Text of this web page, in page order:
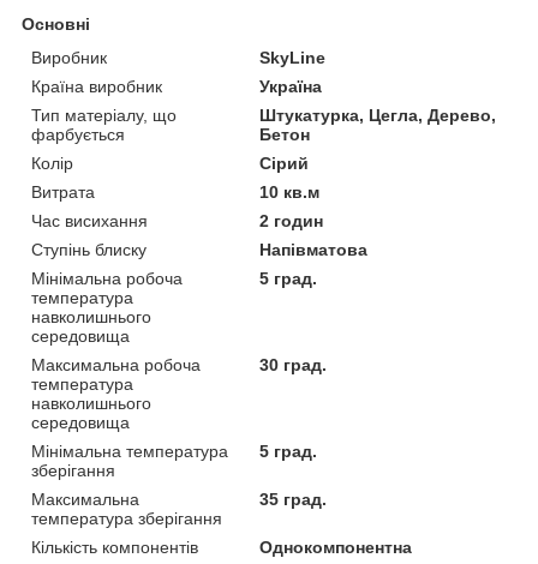
Основні
Виробник
SkyLine
Країна виробник
Україна
Тип матеріалу, що
фарбується
Штукатурка, Цегла, Дерево,
Бетон
Колір
Сірий
Витрата
10 кв.м
Час висихання
2 годин
Ступінь блиску
Напівматова
Мінімальна робоча
температура
навколишнього
середовища
5 град.
Максимальна робоча
температура
навколишнього
середовища
30 град.
Мінімальна температура
зберігання
5 град.
Максимальна
температура зберігання
35 град.
Кількість компонентів
Однокомпонентна